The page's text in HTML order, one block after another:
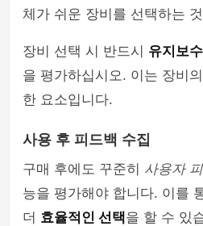
체가 쉬운 장비를 선택하는
장비 선택 시 반드시 유지보
을 평가하십시오. 이는 장비
한 요소입니다.
사용 후 피드백 수집
구매 후에도 꾸준히 사용자
능을 평가해야 합니다. 이를
더 효율적인 선택을 할 수 있